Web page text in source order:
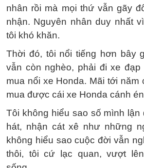
nhân rồi mà mọi thứ vẫn gãy
nhận. Nguyên nhân duy nhất
tôi khó khăn.
Thời đó, tôi nổi tiếng hơn bây
vẫn còn nghèo, phải đi xe
mua nổi xe Honda. Mãi tới năm
mua được cái xe Honda cánh
Tôi không hiểu sao số mình lận
hát, nhận cát xê như những
không hiểu sao cuộc đời vẫn
thôi, tôi cứ lạc quan, vượt